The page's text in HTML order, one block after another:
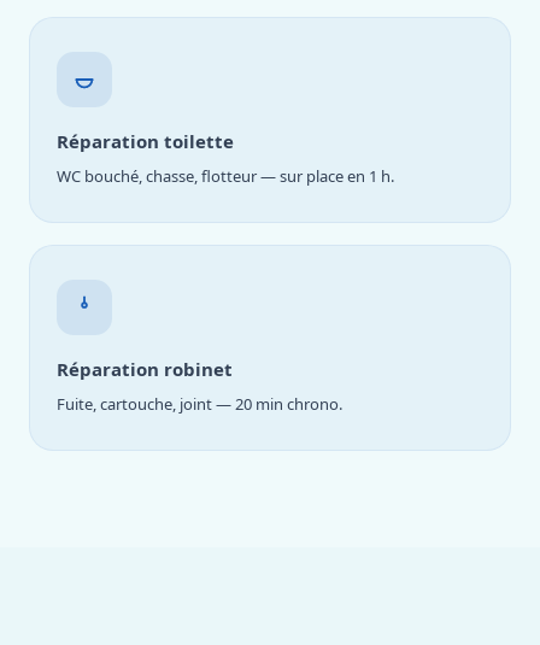
Réparation toilette
WC bouché, chasse, flotteur — sur place en 1 h.
Réparation robinet
Fuite, cartouche, joint — 20 min chrono.